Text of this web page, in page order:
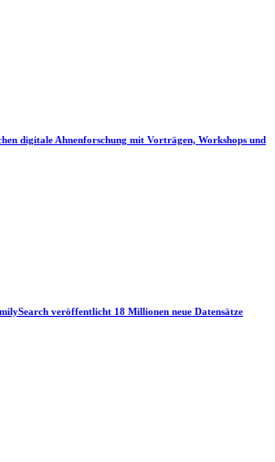
digitale Ahnenforschung mit Vorträgen, Workshops und
veröffentlicht 18 Millionen neue Datensätze